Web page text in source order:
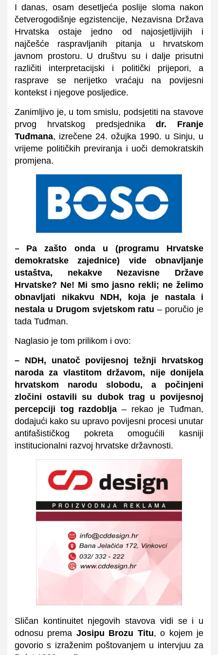
I danas, osam desetljeća poslije sloma nakon
četverogodišnje egzistencije, Nezavisna Država
Hrvatska ostaje jedno od najosjetljivijih i
najčešće raspravljanih pitanja u hrvatskom
javnom prostoru. U društvu su i dalje prisutni
različiti interpretacijski i politički prijepori, a
rasprave se nerijetko vraćaju na povijesni
kontekst i njegove posljedice.
Zanimljivo je, u tom smislu, podsjetiti na stavove
prvog hrvatskog predsjednikadr. Franje
Tuđmana, izrečene 24. ožujka 1990. u Sinju, u
vrijeme političkih previranja i uoči demokratskih
promjena.
– Pa zašto onda u (programu Hrvatske
demokratske zajednice) vide obnavljanje
ustaštva, nekakve Nezavisne Države
Hrvatske? Ne! Mi smo jasno rekli; ne želimo
obnavljati nikakvu NDH, koja je nastala i
nestala u Drugom svjetskom ratu – poručio je
tada Tuđman.
Naglasio je tom prilikom i ovo:
– NDH, unatoč povijesnoj težnji hrvatskog
naroda za vlastitom državom, nije donijela
hrvatskom narodu slobodu, a počinjeni
zločini ostavili su dubok trag u povijesnoj
percepciji tog razdoblja – rekao je Tuđman,
dodajući kako su upravo povijesni procesi unutar
antifašističkog pokreta omogućili kasniji
institucionalni razvoj hrvatske državnosti.
Sličan kontinuitet njegovih stavova vidi se i u
odnosu prema Josipu Brozu Titu, o kojem je
govorio s izraženim poštovanjem u intervjuu za